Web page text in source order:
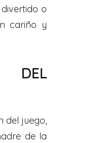
o
cariño y
DEL
del juego,
de la